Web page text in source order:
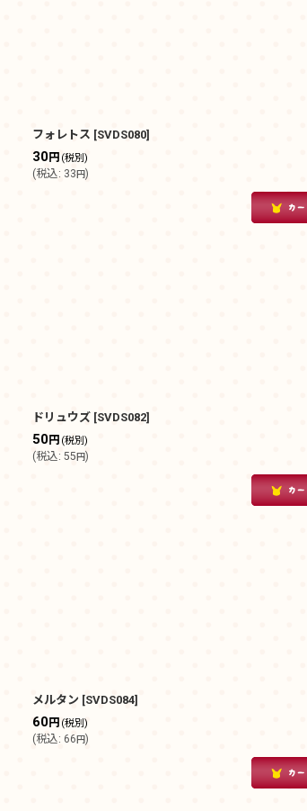
フォレトス [SVDS080]
30円 (税別)
(税込: 33円)
ドリュウズ [SVDS082]
50円 (税別)
(税込: 55円)
メルタン [SVDS084]
60円 (税別)
(税込: 66円)